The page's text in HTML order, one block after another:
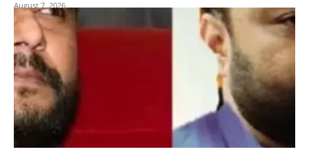
August 7, 2026